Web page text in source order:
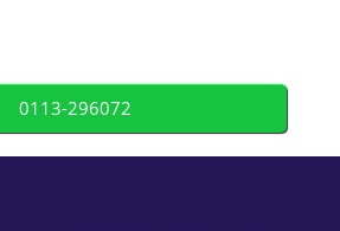
0113-296072